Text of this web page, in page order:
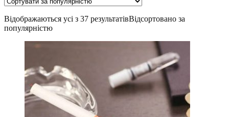
Відображаються усі з 37 результатівВідсортовано за
популярністю